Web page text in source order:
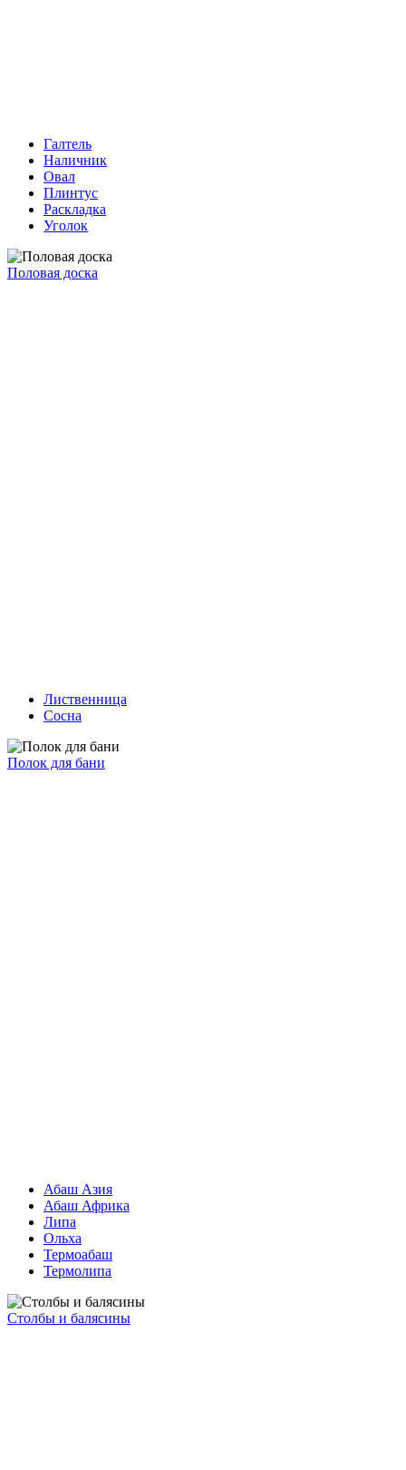
Галтель
Наличник
Овал
Плинтус
Раскладка
Уголок
Половая доска
Лиственница
Сосна
Полок для бани
Абаш Азия
Абаш Африка
Липа
Ольха
Термоабаш
Термолипа
Столбы и балясины